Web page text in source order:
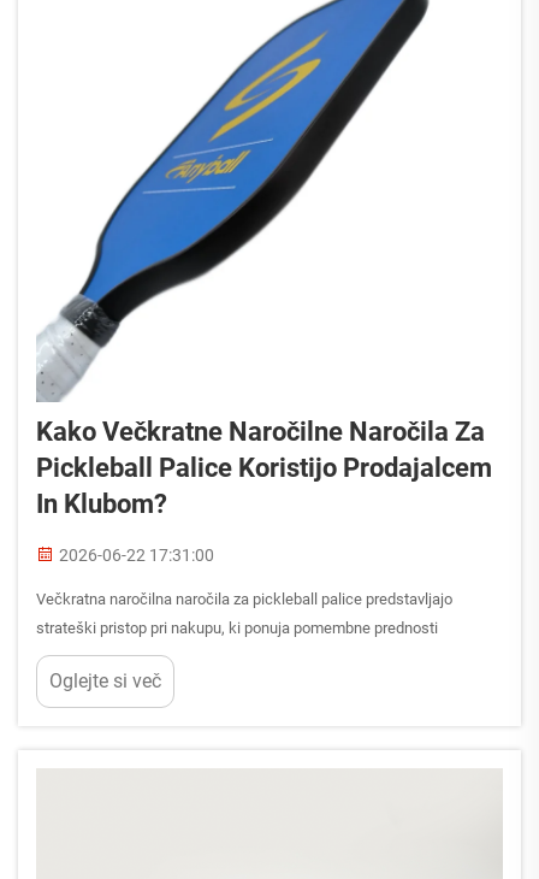
Kako Večkratne Naročilne Naročila Za
Pickleball Palice Koristijo Prodajalcem
In Klubom?
2026-06-22 17:31:00
Večkratna naročilna naročila za pickleball palice predstavljajo
strateški pristop pri nakupu, ki ponuja pomembne prednosti
prodajalcem in klubom, ki želijo optimizirati upravljanje zalog in
dobičkonosnost. Ko se industrija pickleballa nadaljuje v svoji
Oglejte si več